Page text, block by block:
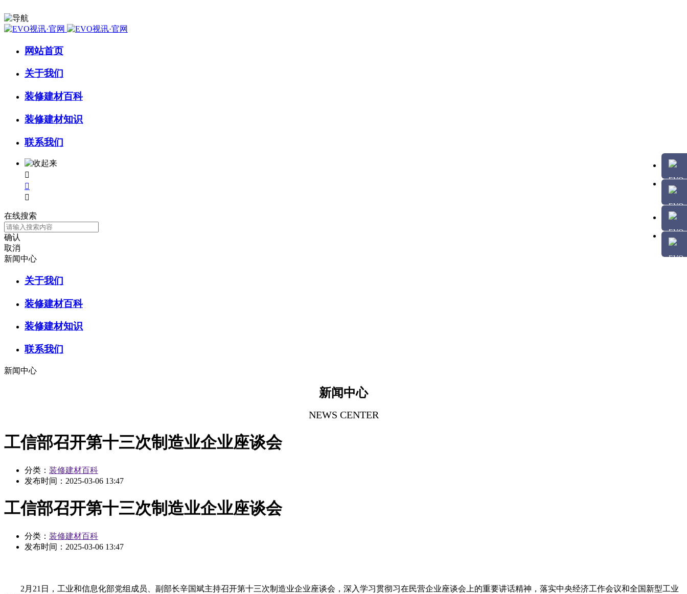
网站首页
关于我们
装修建材百科
装修建材知识
联系我们



在线搜索
确认
取消
新闻中心
关于我们
装修建材百科
装修建材知识
联系我们
新闻中心
新闻中心
NEWS CENTER
工信部召开第十三次制造业企业座谈会
分类： 装修建材百科
发布时间： 2025-03-06 13:47
工信部召开第十三次制造业企业座谈会
分类： 装修建材百科
发布时间： 2025-03-06 13:47
2月21日，工业和信息化部党组成员、副部长辛国斌主持召开第十三次制造业企业座谈会，深入学习贯彻习在民营企业座谈会上的重要讲话精神，落实中央经济工作会议和全国新型工业